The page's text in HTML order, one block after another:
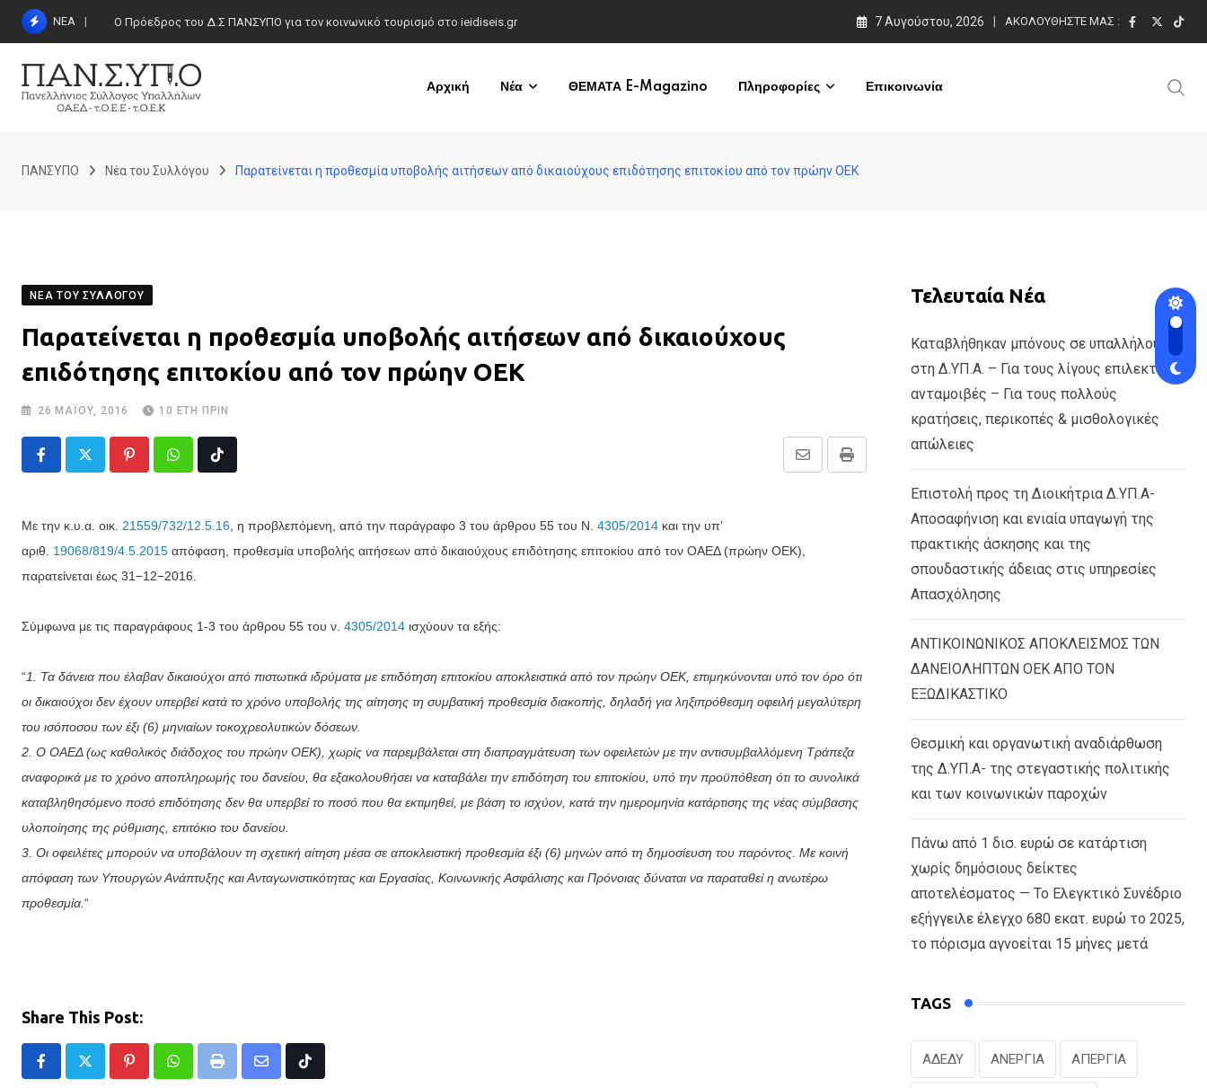
Skip
content
ΝΕΑ Ο Πρόεδρος του Δ.Σ ΠΑΝΣΥΠΟ για τον κοινωνικό τουρισμό στο ieidiseis.gr 7 Αυγούστου, 2026 ΑΚΟΛΟΥΘΉΣΤΕ ΜΑΣ :
Αρχική Νέα ΘΕΜΑΤΑ E-Magazino Πληροφορίες Επικοινωνία
ΠΑΝΣΥΠΟ Νέα του Συλλόγου Παρατείνεται η προθεσμία υποβολής αιτήσεων από δικαιούχους επιδότησης επιτοκίου από τον πρώην ΟΕΚ
ΝΈΑ ΤΟΥ ΣΥΛΛΌΓΟΥ
Παρατείνεται η προθεσμία υποβολής αιτήσεων από δικαιούχους
επιδότησης επιτοκίου από τον πρώην ΟΕΚ
26 ΜΑΪ́ΟΥ, 2016 10 ΈΤΗ ΠΡΙΝ
PinterestWhatsapp Print
Share
Tiktok
Με την κ.υ.α. οικ. 21559/732/12.5.16, η προβλεπόμενη, από την παράγραφο 3 του άρθρου 55 του Ν. 4305/2014 και την υπ’
αριθ. 19068/819/4.5.2015 απόφαση, προθεσμία υποβολής αιτήσεων από δικαιούχους επιδότησης επιτοκίου από τον ΟΑΕΔ (πρώην ΟΕΚ),
παρατείνεται έως 31−12−2016.
Σύμφωνα με τις παραγράφους 1-3 του άρθρου 55 του ν. 4305/2014 ισχύουν τα εξής:
“1. Τα δάνεια που έλαβαν δικαιούχοι από πιστωτικά ιδρύματα με επιδότηση επιτοκίου αποκλειστικά από τον πρώην ΟΕΚ, επιμηκύνονται υπό τον όρο ότι
οι δικαιούχοι δεν έχουν υπερβεί κατά το χρόνο υποβολής της αίτησης τη συμβατική προθεσμία διακοπής, δηλαδή για ληξιπρόθεσμη οφειλή μεγαλύτερη
του ισόποσου των έξι (6) μηνιαίων τοκοχρεολυτικών δόσεων.
2. Ο ΟΑΕΔ (ως καθολικός διάδοχος του πρώην ΟΕΚ), χωρίς να παρεμβάλεται στη διαπραγμάτευση των οφειλετών με την αντισυμβαλλόμενη Τράπεζα
αναφορικά με το χρόνο αποπληρωμής του δανείου, θα εξακολουθήσει να καταβάλει την επιδότηση του επιτοκίου, υπό την προϋπόθεση ότι το συνολικά
καταβληθησόμενο ποσό επιδότησης δεν θα υπερβεί το ποσό που θα εκτιμηθεί, με βάση το ισχύον, κατά την ημερομηνία κατάρτισης της νέας σύμβασης
υλοποίησης της ρύθμισης, επιτόκιο του δανείου.
3. Οι οφειλέτες μπορούν να υποβάλουν τη σχετική αίτηση μέσα σε αποκλειστική προθεσμία έξι (6) μηνών από τη δημοσίευση του παρόντος. Με κοινή
απόφαση των Υπουργών Ανάπτυξης και Ανταγωνιστικότητας και Εργασίας, Κοινωνικής Ασφάλισης και Πρόνοιας δύναται να παραταθεί η ανωτέρω
προθεσμία.“
Share This Post:
PinterestWhatsappPrint
Share
Tiktok
Τελευταία Νέα
Καταβλήθηκαν μπόνους σε υπαλλήλους
στη Δ.ΥΠ.Α. – Για τους λίγους επιλεκτικές
ανταμοιβές – Για τους πολλούς
κρατήσεις, περικοπές & μισθολογικές
απώλειες
Επιστολή προς τη Διοικήτρια Δ.ΥΠ.Α-
Αποσαφήνιση και ενιαία υπαγωγή της
πρακτικής άσκησης και της
σπουδαστικής άδειας στις υπηρεσίες
Απασχόλησης
ΑΝΤΙΚΟΙΝΩΝΙΚΟΣ ΑΠΟΚΛΕΙΣΜΟΣ ΤΩΝ
ΔΑΝΕΙΟΛΗΠΤΩΝ ΟΕΚ ΑΠΟ ΤΟΝ
ΕΞΩΔΙΚΑΣΤΙΚΟ
Θεσμική και οργανωτική αναδιάρθωση
της Δ.ΥΠ.Α- της στεγαστικής πολιτικής
και των κοινωνικών παροχών
Πάνω από 1 δισ. ευρώ σε κατάρτιση
χωρίς δημόσιους δείκτες
αποτελέσματος — Το Ελεγκτικό Συνέδριο
εξήγγειλε έλεγχο 680 εκατ. ευρώ το 2025,
το πόρισμα αγνοείται 15 μήνες μετά
TAGS
ΑΔΕΔΥ ΑΝΕΡΓΙΑ ΑΠΕΡΓΙΑ